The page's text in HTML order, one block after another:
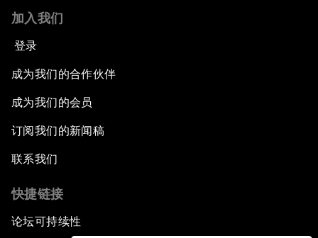
加入我们
登录
成为我们的合作伙伴
成为我们的会员
订阅我们的新闻稿
联系我们
快捷链接
论坛可持续性